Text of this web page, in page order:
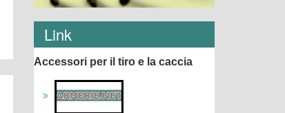
Link
Accessori per il tiro e la caccia